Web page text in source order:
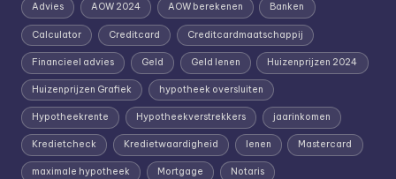
Advies AOW 2024 AOW berekenen Banken
Calculator Creditcard Creditcardmaatschappij
Financieel advies Geld Geld lenen Huizenprijzen 2024
Huizenprijzen Grafiek hypotheek oversluiten
Hypotheekrente Hypotheekverstrekkers jaarinkomen
Kredietcheck Kredietwaardigheid lenen Mastercard
maximale hypotheek Mortgage Notaris